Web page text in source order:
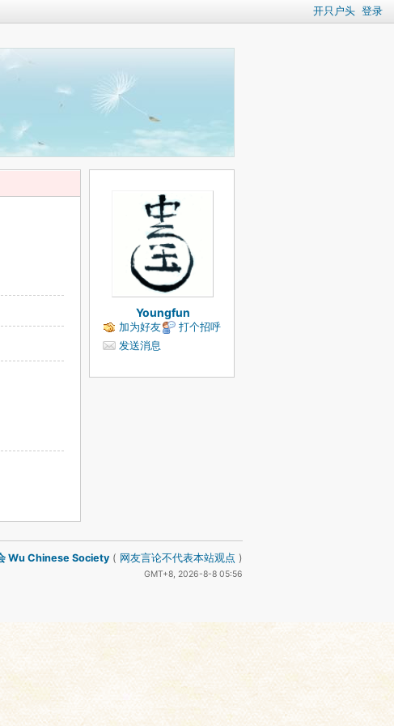
开只户头 登录
Youngfun
加为好友
打个招呼
发送消息
Wu Chinese Society ( 网友言论不代表本站观点 )
GMT+8, 2026-8-8 05:56